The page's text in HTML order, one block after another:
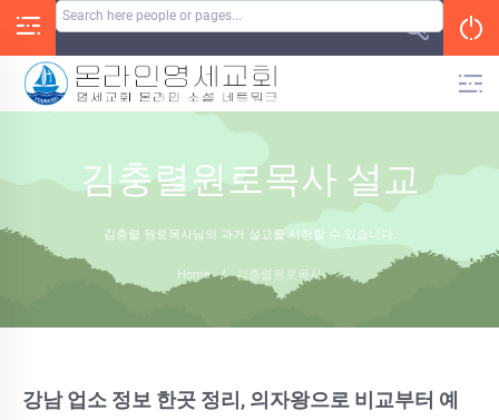
김충렬원로목사 설교
김충렬 원로목사님의 과거 설교를 시청할 수 있습니다.
Home / 김충렬원로목사
강남 업소 정보 한곳 정리, 의자왕으로 비교부터 예